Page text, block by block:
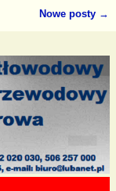
Nowe posty →